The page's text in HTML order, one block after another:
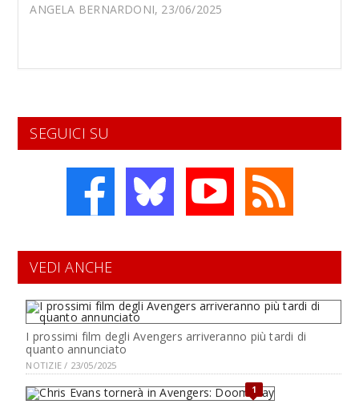
ANGELA BERNARDONI, 23/06/2025
SEGUICI SU
VEDI ANCHE
I prossimi film degli Avengers arriveranno più tardi di
quanto annunciato
NOTIZIE / 23/05/2025
1